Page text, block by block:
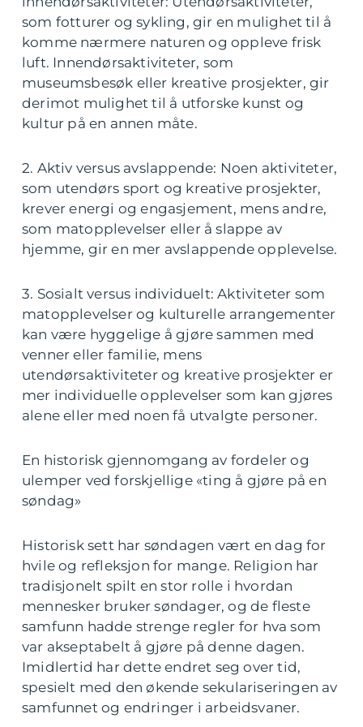
som fotturer og sykling, gir en mulighet til å
komme nærmere naturen og oppleve frisk
luft. Innendørsaktiviteter, som
museumsbesøk eller kreative prosjekter, gir
derimot mulighet til å utforske kunst og
kultur på en annen måte.
2. Aktiv versus avslappende: Noen aktiviteter,
som utendørs sport og kreative prosjekter,
krever energi og engasjement, mens andre,
som matopplevelser eller å slappe av
hjemme, gir en mer avslappende opplevelse.
3. Sosialt versus individuelt: Aktiviteter som
matopplevelser og kulturelle arrangementer
kan være hyggelige å gjøre sammen med
venner eller familie, mens
utendørsaktiviteter og kreative prosjekter er
mer individuelle opplevelser som kan gjøres
alene eller med noen få utvalgte personer.
En historisk gjennomgang av fordeler og
ulemper ved forskjellige «ting å gjøre på en
søndag»
Historisk sett har søndagen vært en dag for
hvile og refleksjon for mange. Religion har
tradisjonelt spilt en stor rolle i hvordan
mennesker bruker søndager, og de fleste
samfunn hadde strenge regler for hva som
var akseptabelt å gjøre på denne dagen.
Imidlertid har dette endret seg over tid,
spesielt med den økende sekulariseringen av
samfunnet og endringer i arbeidsvaner.